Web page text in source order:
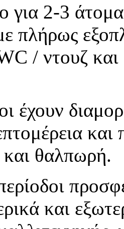
για 2-3
πλήρως
/ ντουζ
έχουν
θαλπωρή.
και